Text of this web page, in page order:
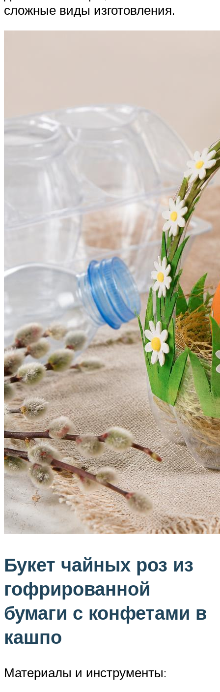
сложные виды изготовления.
Букет чайных роз из
гофрированной
бумаги с конфетами в
кашпо
Материалы и инструменты: